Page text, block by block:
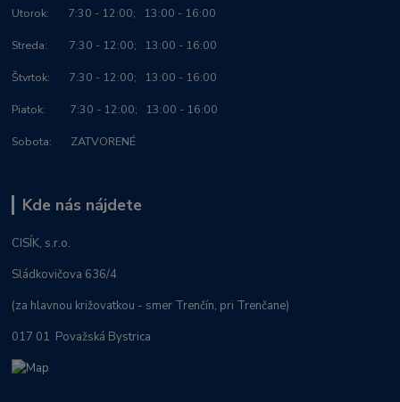
Utorok: 7:30 - 12:00; 13:00 - 16:00
Streda: 7:30 - 12:00; 13:00 - 16:00
Štvrtok: 7:30 - 12:00; 13:00 - 16:00
Piatok: 7:30 - 12:00; 13:00 - 16:00
Sobota: ZATVORENÉ
Kde nás nájdete
CISÍK, s.r.o.
Sládkovičova 636/4
(za hlavnou križovatkou - smer Trenčín, pri Trenčane)
017 01 Považská Bystrica